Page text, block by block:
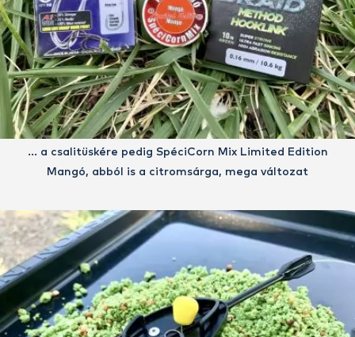
… a csalitüskére pedig SpéciCorn Mix Limited Edition
Mangó, abból is a citromsárga, mega változat